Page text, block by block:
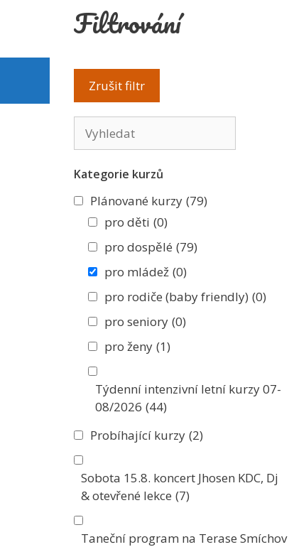
Filtrování
Kategorie kurzů
Plánované kurzy (79)
pro děti (0)
pro dospělé (79)
pro mládež (0)
pro rodiče (baby friendly) (0)
pro seniory (0)
pro ženy (1)
Týdenní intenzivní letní kurzy 07-
08/2026 (44)
Probíhající kurzy (2)
Sobota 15.8. koncert Jhosen KDC, Dj
& otevřené lekce (7)
Taneční program na Terase Smíchov